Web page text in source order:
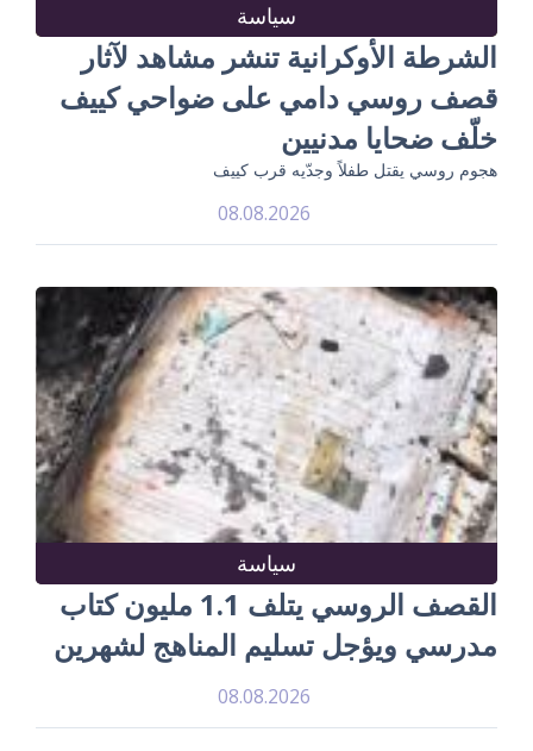
سياسة
الشرطة الأوكرانية تنشر مشاهد لآثار
قصف روسي دامي على ضواحي كييف
خلّف ضحايا مدنيين
هجوم روسي يقتل طفلاً وجدّيه قرب كييف
08.08.2026
سياسة
القصف الروسي يتلف 1.1 مليون كتاب
مدرسي ويؤجل تسليم المناهج لشهرين
08.08.2026